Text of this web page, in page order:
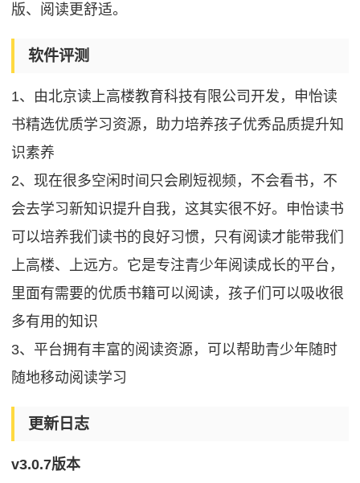
版、阅读更舒适。
软件评测
1、由北京读上高楼教育科技有限公司开发，申怡读
书精选优质学习资源，助力培养孩子优秀品质提升知
识素养
2、现在很多空闲时间只会刷短视频，不会看书，不
会去学习新知识提升自我，这其实很不好。申怡读书
可以培养我们读书的良好习惯，只有阅读才能带我们
上高楼、上远方。它是专注青少年阅读成长的平台，
里面有需要的优质书籍可以阅读，孩子们可以吸收很
多有用的知识
3、平台拥有丰富的阅读资源，可以帮助青少年随时
随地移动阅读学习
更新日志
v3.0.7版本